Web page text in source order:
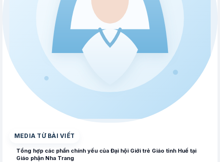
MEDIA TỪ BÀI VIẾT
Tổng hợp các phần chính yếu của Đại hội Giới trẻ Giáo tỉnh Huế tại
Giáo phận Nha Trang